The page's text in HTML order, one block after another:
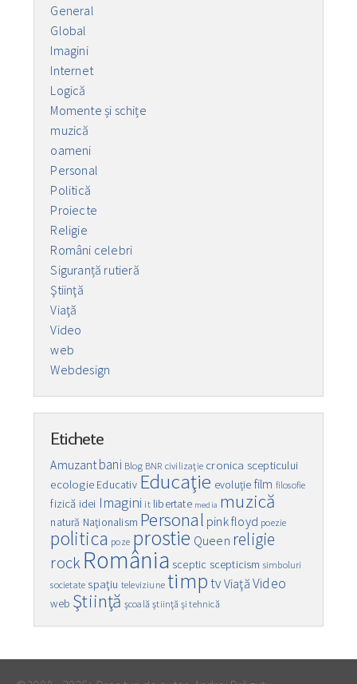
General
Global
Imagini
Internet
Logică
Momente și schițe
muzică
oameni
Personal
Politică
Proiecte
Religie
Români celebri
Siguranță rutieră
Ştiinţă
Viaţă
Video
web
Webdesign
Etichete
Amuzant bani Blog BNR civilizaţie cronica scepticului
ecologie Educativ Educaţie evoluţie film filosofie
fizică idei Imagini it libertate media muzică
natură Naţionalism Personal pink floyd poezie
politica poze prostie Queen religie
rockRomânia sceptic scepticism simboluri
societate spaţiu televiziune timptvViaţă Video
web Ştiinţă şcoală ştiinţă şi tehnică